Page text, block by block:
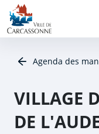
Aller au contenu
Aller au menu
Aller au plan du site
Aller à la recherche
Agenda des
VILLAGE
DE
Panneau de gestion